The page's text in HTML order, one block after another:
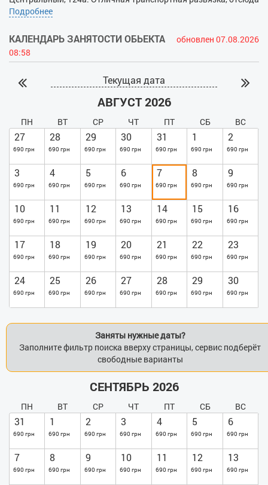
будет удобно добираться в любую точку города. Рядом
парковка. Квартира уютная, со всей необходимой мебелью и
современной техникой. К Вашим услугам просторный
двуспальный диван. Есть WI-FI, телевизор, кондиционер,
гладильная доска и фен. В ванной - душевая кабинка,
и набор необходимой посуды. В квартире нельзя курить,
также запрещены шумные мероприятия.
Подробнее
КАЛЕНДАРЬ ЗАНЯТОСТИ ОБЬЕКТА
обновлен 07.08.2026
08:58
Текущая дата
АВГУСТ 2026
ПН ВТ СР ЧТ ПТ СБ ВС
27
690 грн
28
690 грн
29
690 грн
30
690 грн
31
690 грн
1
690 грн
2
690 грн
3
690 грн
4
690 грн
5
690 грн
6
690 грн
7
690 грн
8
690 грн
9
690 грн
10
690 грн
11
690 грн
12
690 грн
13
690 грн
14
690 грн
15
690 грн
16
690 грн
17
690 грн
18
690 грн
19
690 грн
20
690 грн
21
690 грн
22
690 грн
23
690 грн
24
690 грн
25
690 грн
26
690 грн
27
690 грн
28
690 грн
29
690 грн
30
690 грн
Заняты нужные даты?
Заполните фильтр поиска вверху страницы, сервис подберёт
свободные варианты
СЕНТЯБРЬ 2026
ПН ВТ СР ЧТ ПТ СБ ВС
31
690 грн
1
690 грн
2
690 грн
3
690 грн
4
690 грн
5
690 грн
6
690 грн
7
690 грн
8
690 грн
9
690 грн
10
690 грн
11
690 грн
12
690 грн
13
690 грн